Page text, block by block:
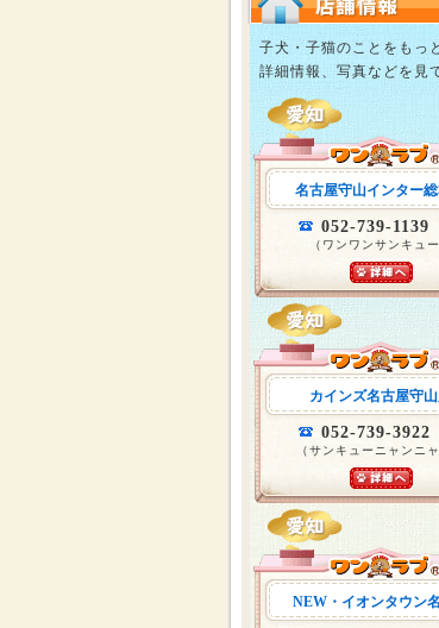
子犬・子猫のことをもっ
詳細情報、写真などを見
名古屋守山インター
052-739-1139
（ワンワンサンキュー
カインズ名古屋守
052-739-3922
（サンキューニャンニャ
NEW・イオンタウン